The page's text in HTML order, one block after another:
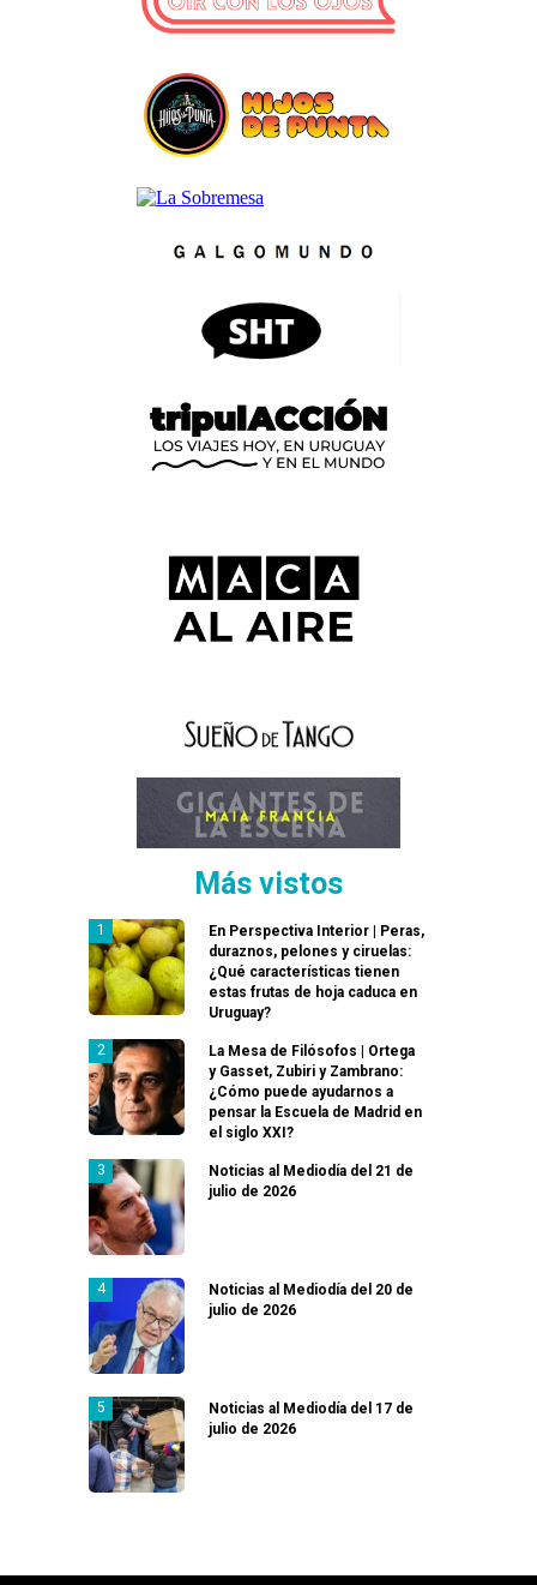
Más vistos
En Perspectiva Interior | Peras,
duraznos, pelones y ciruelas:
¿Qué características tienen
estas frutas de hoja caduca en
Uruguay?
La Mesa de Filósofos | Ortega
y Gasset, Zubiri y Zambrano:
¿Cómo puede ayudarnos a
pensar la Escuela de Madrid en
el siglo XXI?
Noticias al Mediodía del 21 de
julio de 2026
Noticias al Mediodía del 20 de
julio de 2026
Noticias al Mediodía del 17 de
julio de 2026